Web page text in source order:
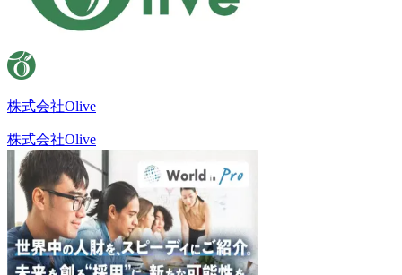
株式会社Olive
株式会社Olive